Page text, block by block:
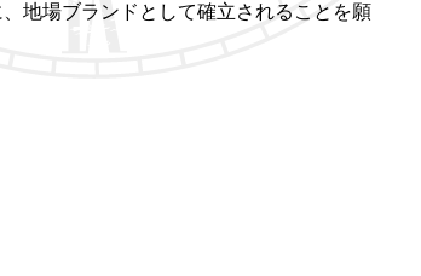
地場ブランドとして確立されることを願